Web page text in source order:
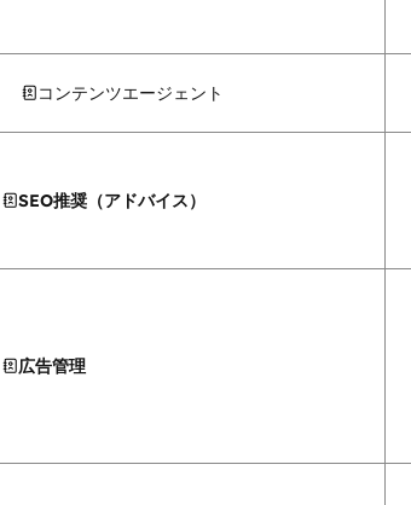
コンテンツエージェント
SEO推奨（アドバイス）
広告管理